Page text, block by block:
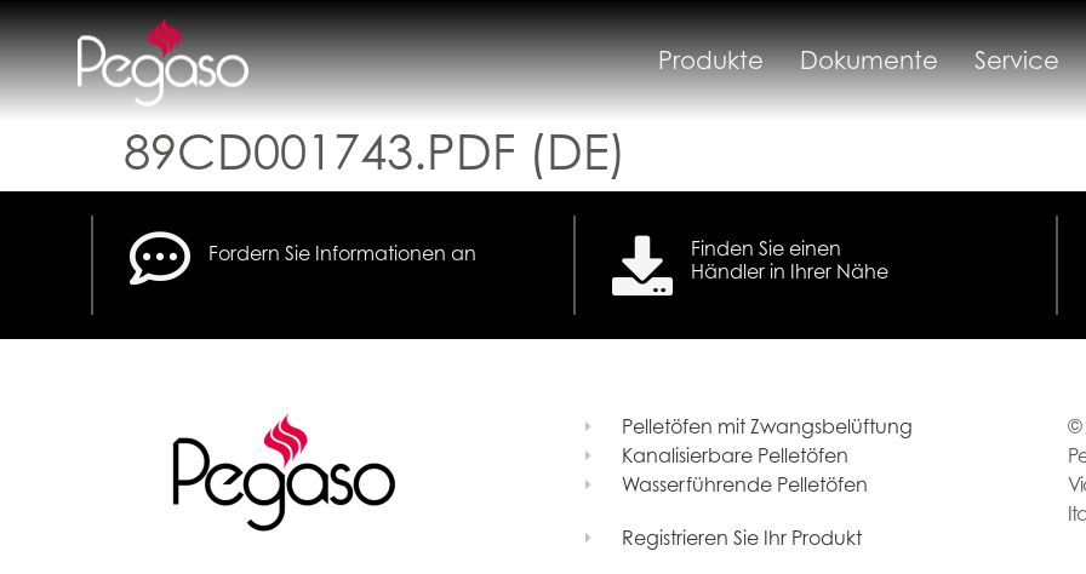
Produkte Dokumente Service
89CD001743.PDF (DE)
Fordern Sie Informationen an
Finden Sie einen
Händler in Ihrer Nähe
Pelletöfen mit Zwangsbelüftung
Kanalisierbare Pelletöfen
Wasserführende Pelletöfen
Registrieren Sie Ihr Produkt
©